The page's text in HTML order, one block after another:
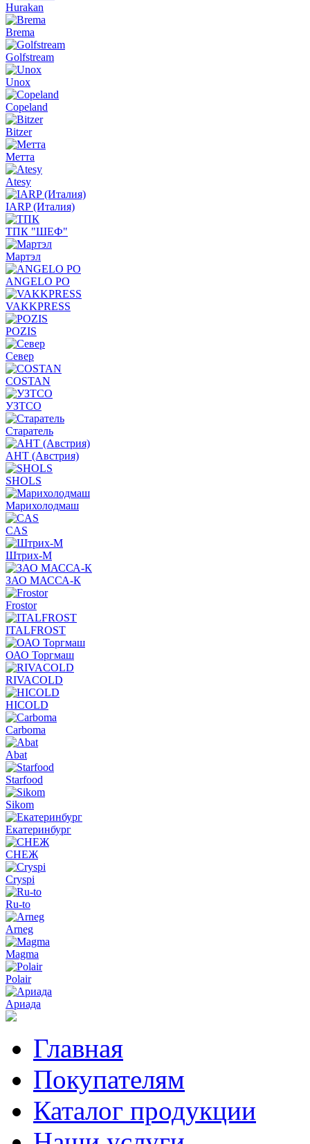
Hurakan
Brema
Golfstream
Unox
Copeland
Bitzer
Метта
Atesy
IARP (Италия)
ТПК "ШЕФ"
Мартэл
ANGELO PO
VAKKPRESS
POZIS
Север
COSTAN
УЗТСО
Старатель
АНТ (Австрия)
SHOLS
Марихолодмаш
CAS
Штрих-М
ЗАО МАССА-К
Frostor
ITALFROST
ОАО Торгмаш
RIVACOLD
HICOLD
Carboma
Abat
Starfood
Sikom
Екатеринбург
СНЕЖ
Cryspi
Ru-to
Arneg
Magma
Polair
Ариада
Главная
Покупателям
Каталог продукции